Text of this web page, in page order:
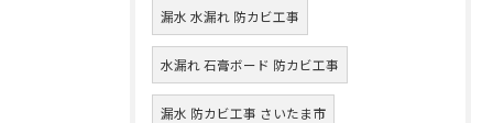
漏水 水漏れ 防カビ工事
水漏れ 石膏ボード 防カビ工事
漏水 防カビ工事 さいたま市